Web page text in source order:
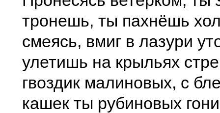
тронешь, ты пахнёшь
смеясь, вмиг в лазури
улетишь на крыльях
гвоздик малиновых, с
кашек ты рубиновых